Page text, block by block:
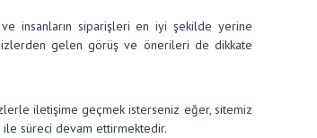
insanların siparişleri en iyi şekilde yerine
sizlerden gelen görüş ve önerileri de dikkate
iletişime geçmek isterseniz eğer, sitemiz
süreci devam ettirmektedir.